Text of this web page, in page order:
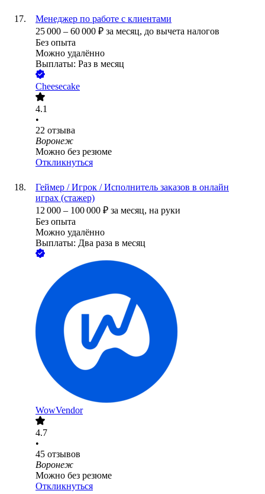
Менеджер по работе с клиентами
25 000 – 60 000 ₽ за месяц, до вычета налогов
Без опыта
Можно удалённо
Выплаты: Раз в месяц
Cheesecake
4.1
•
22 отзыва
Воронеж
Можно без резюме
Откликнуться
Геймер / Игрок / Исполнитель заказов в онлайн
играх (стажер)
12 000 – 100 000 ₽ за месяц, на руки
Без опыта
Можно удалённо
Выплаты: Два раза в месяц
WowVendor
4.7
•
45 отзывов
Воронеж
Можно без резюме
Откликнуться